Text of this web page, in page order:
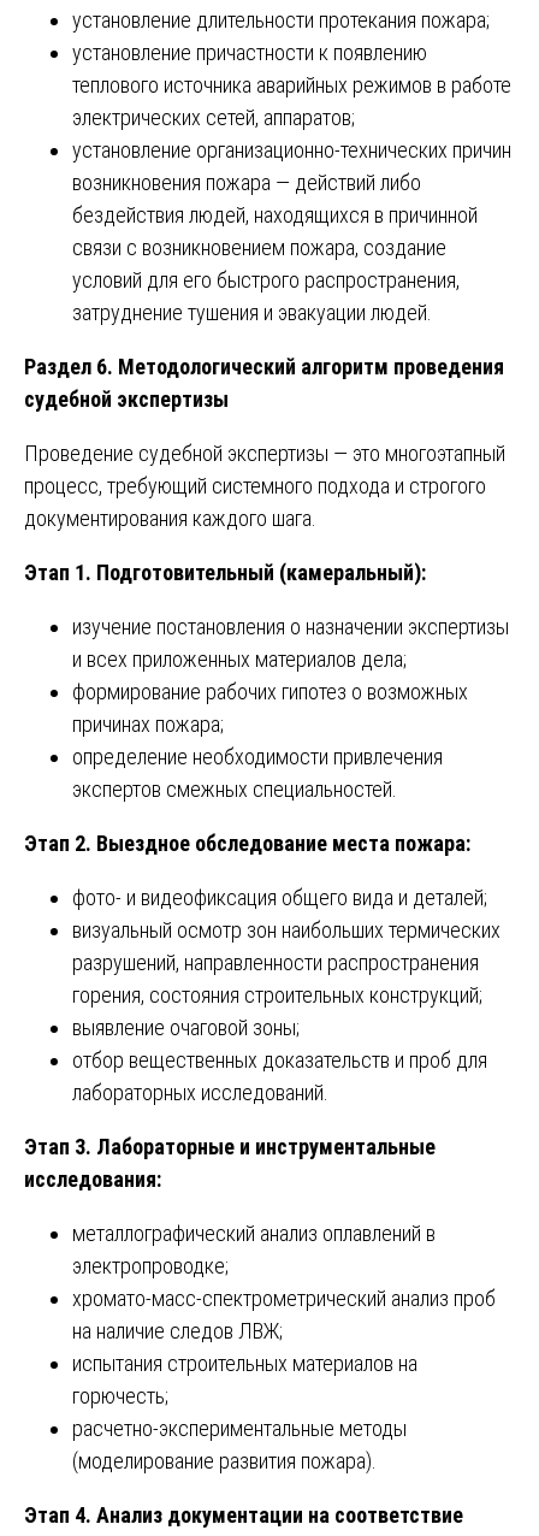
установление длительности протекания пожара;
установление причастности к появлению
теплового источника аварийных режимов в работе
электрических сетей, аппаратов;
установление организационно-технических причин
возникновения пожара — действий либо
бездействия людей, находящихся в причинной
связи с возникновением пожара, создание
условий для его быстрого распространения,
затруднение тушения и эвакуации людей.
Раздел 6. Методологический алгоритм проведения
судебной экспертизы
Проведение судебной экспертизы — это многоэтапный
процесс, требующий системного подхода и строгого
документирования каждого шага.
Этап 1. Подготовительный (камеральный):
изучение постановления о назначении экспертизы
и всех приложенных материалов дела;
формирование рабочих гипотез о возможных
причинах пожара;
определение необходимости привлечения
экспертов смежных специальностей.
Этап 2. Выездное обследование места пожара:
фото- и видеофиксация общего вида и деталей;
визуальный осмотр зон наибольших термических
разрушений, направленности распространения
горения, состояния строительных конструкций;
выявление очаговой зоны;
отбор вещественных доказательств и проб для
лабораторных исследований.
Этап 3. Лабораторные и инструментальные
исследования:
металлографический анализ оплавлений в
электропроводке;
хромато-масс-спектрометрический анализ проб
на наличие следов ЛВЖ;
испытания строительных материалов на
горючесть;
расчетно-экспериментальные методы
(моделирование развития пожара).
Этап 4. Анализ документации на соответствие